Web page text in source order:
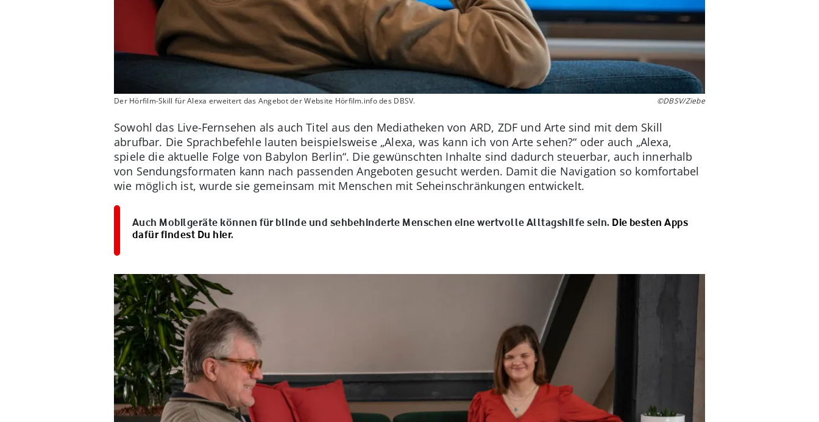
Der Hörfilm-Skill für Alexa erweitert das Angebot der Website Hörfilm.info des DBSV. ©DBSV/Ziebe
Sowohl das Live-Fernsehen als auch Titel aus den Mediatheken von ARD, ZDF und Arte sind mit dem Skill
abrufbar. Die Sprachbefehle lauten beispielsweise „Alexa, was kann ich von Arte sehen?“ oder auch „Alexa,
spiele die aktuelle Folge von Babylon Berlin“. Die gewünschten Inhalte sind dadurch steuerbar, auch innerhalb
von Sendungsformaten kann nach passenden Angeboten gesucht werden. Damit die Navigation so komfortabel
wie möglich ist, wurde sie gemeinsam mit Menschen mit Seheinschränkungen entwickelt.
Auch Mobilgeräte können für blinde und sehbehinderte Menschen eine wertvolle Alltagshilfe sein. Die besten Apps
dafür findest Du hier.